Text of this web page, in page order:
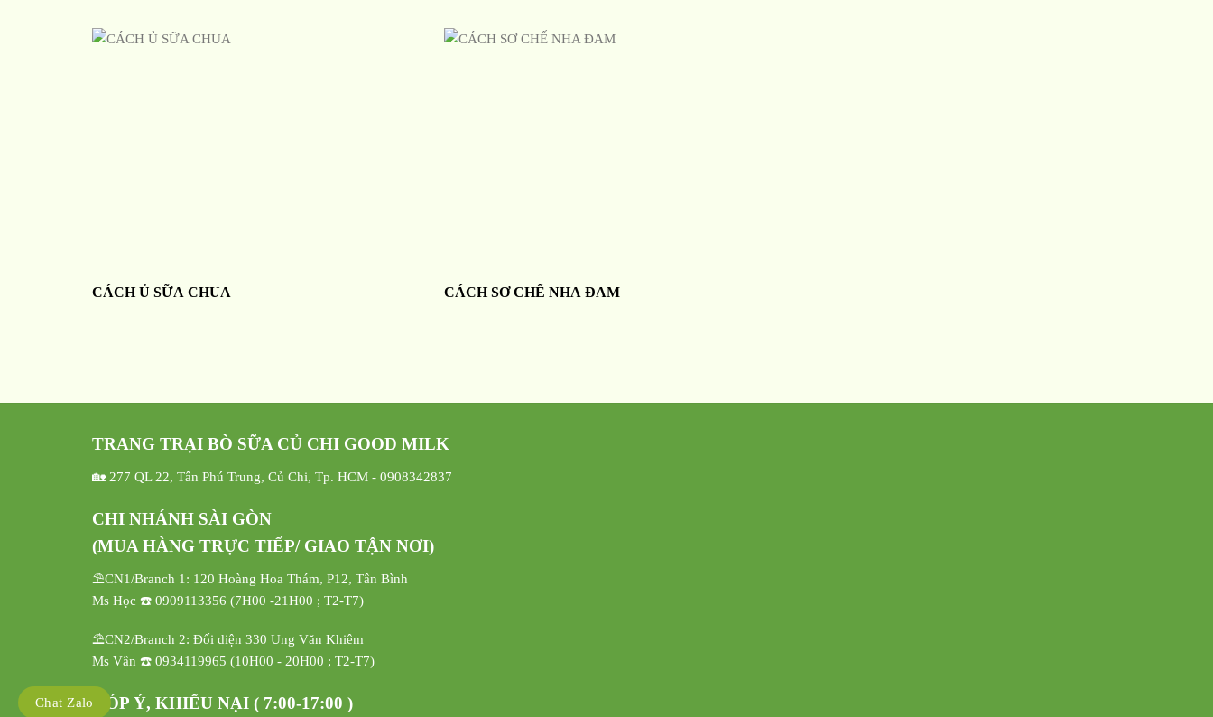
CÁCH Ủ SỮA CHUA CÁCH SƠ CHẾ NHA ĐAM
TRANG TRẠI BÒ SỮA CỦ CHI GOOD MILK
🏡 277 QL 22, Tân Phú Trung, Củ Chi, Tp. HCM - 0908342837
CHI NHÁNH SÀI GÒN
(MUA HÀNG TRỰC TIẾP/ GIAO TẬN NƠI)
⛱️CN1/Branch 1: 120 Hoàng Hoa Thám, P12, Tân Bình
Ms Học ☎️ 0909113356 (7H00 -21H00 ; T2-T7)
⛱️CN2/Branch 2: Đối diện 330 Ung Văn Khiêm
Ms Vân ☎️ 0934119965 (10H00 - 20H00 ; T2-T7)
GÓP Ý, KHIẾU NẠI ( 7:00-17:00 )
Chat Zalo